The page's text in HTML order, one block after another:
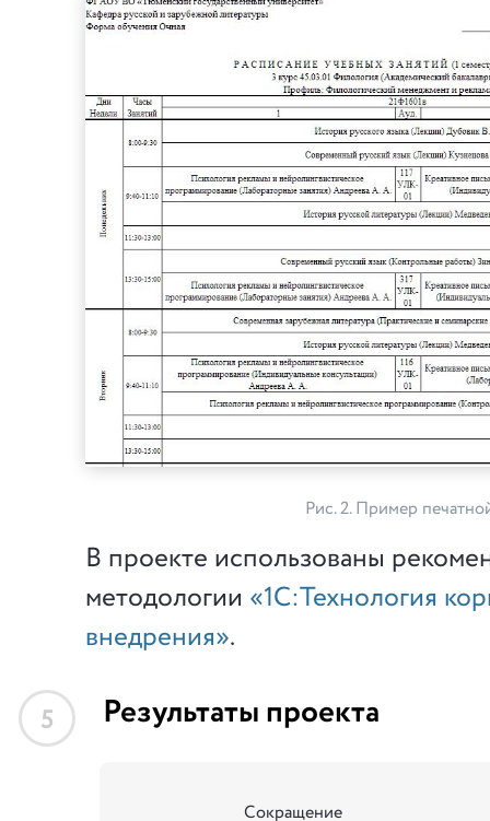
Рис. 2. Пример
В проекте использованы
методологии «1С:Технология
внедрения».
5 Результаты проекта
Сокращение